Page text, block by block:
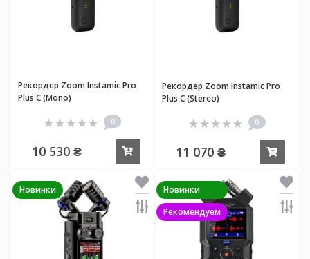
Рекордер Zoom Instamic Pro
Plus C (Mono)
0
10 530 ₴
Рекордер Zoom Instamic Pro
Plus C (Stereo)
0
11 070 ₴
Новинки
Новинки
Рекомендуем